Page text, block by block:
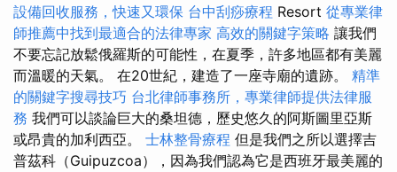
設備回收服務，快速又環保 台中刮痧療程 Resort 從專業律
師推薦中找到最適合的法律專家 高效的關鍵字策略 讓我們
不要忘記放鬆俄羅斯的可能性，在夏季，許多地區都有美麗
而溫暖的天氣。 在20世紀，建造了一座寺廟的遺跡。 精準
的關鍵字搜尋技巧 台北律師事務所，專業律師提供法律服
務 我們可以談論巨大的桑坦德，歷史悠久的阿斯圖里亞斯
或昂貴的加利西亞。 士林整骨療程 但是我們之所以選擇吉
普茲科（Guipuzcoa），因為我們認為它是西班牙最美麗的